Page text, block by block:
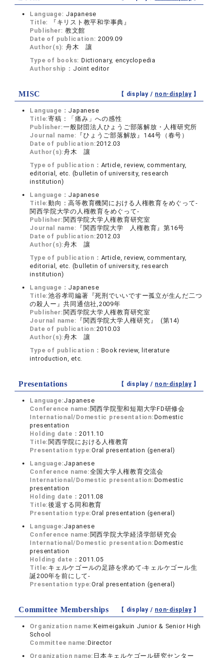
Language: Japanese
Title:
『キリスト教平和学事典』
Publisher: 教文館
Date of publication:2009.09
Author(s): 舟木 讓
Type of books: Dictionary, encyclopedia
Authorship： Joint editor
MISC 【 display / non-display】
Language： Japanese
Title:寄稿：「痛み」への感性
Publisher:一般財団法人ひょうご部落解放・人権研究所
Journal name: 『ひょうご部落解放』144号（春号）
Date of publication:2012.03
Author(s):舟木 讓
Type of publication： Article, review, commentary,
editorial, etc. (bulletin of university, research
institution)
Language： Japanese
Title:動向：高等教育機関における人権教育をめぐって-
関西学院大学の人権教育をめぐって-
Publisher: 関西学院大学人権教育研究室
Journal name: 『関西学院大学 人権教育』第16号
Date of publication:2012.03
Author(s):舟木 讓
Type of publication： Article, review, commentary,
editorial, etc. (bulletin of university, research
institution)
Language： Japanese
Title:池谷孝司編著『死刑でいいですー孤立が生んだ二つ
の殺人ー』共同通信社,2009年
Publisher: 関西学院大学人権教育研究室
Journal name: 『関西学院大学人権研究』 (第14)
Date of publication:2010.03
Author(s):舟木 讓
Type of publication： Book review, literature
introduction, etc.
Presentations 【 display / non-display】
Language:Japanese
Conference name: 関西学院聖和短期大学FD研修会
International/Domestic presentation:Domestic
presentation
Holding date：2011.10
Title: 関西学院における人権教育
Presentation type:Oral presentation (general)
Language:Japanese
Conference name:全国大学人権教育交流会
International/Domestic presentation:Domestic
presentation
Holding date：2011.08
Title:後退する同和教育
Presentation type:Oral presentation (general)
Language:Japanese
Conference name: 関西学院大学経済学部研究会
International/Domestic presentation:Domestic
presentation
Holding date：2011.05
Title: キェルケゴールの足跡を求めて-キェルケゴール生
誕200年を前にして-
Presentation type:Oral presentation (general)
Committee Memberships 【 display / non-display】
Organization name:Keimeigakuin Junior & Senior High
School
Committee name:Director
Organization name: 日本キェルケゴール研究センター